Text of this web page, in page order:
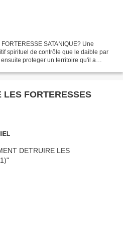
SATANIQUE? Une
spirituel de contrôle que le daible par
proteger un territoire qu'il a
LES FORTERESSES